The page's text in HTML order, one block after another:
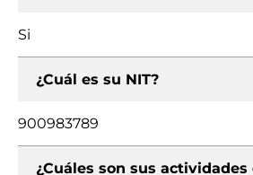
Si
¿Cuál es su NIT?
900983789
¿Cuáles son sus actividades